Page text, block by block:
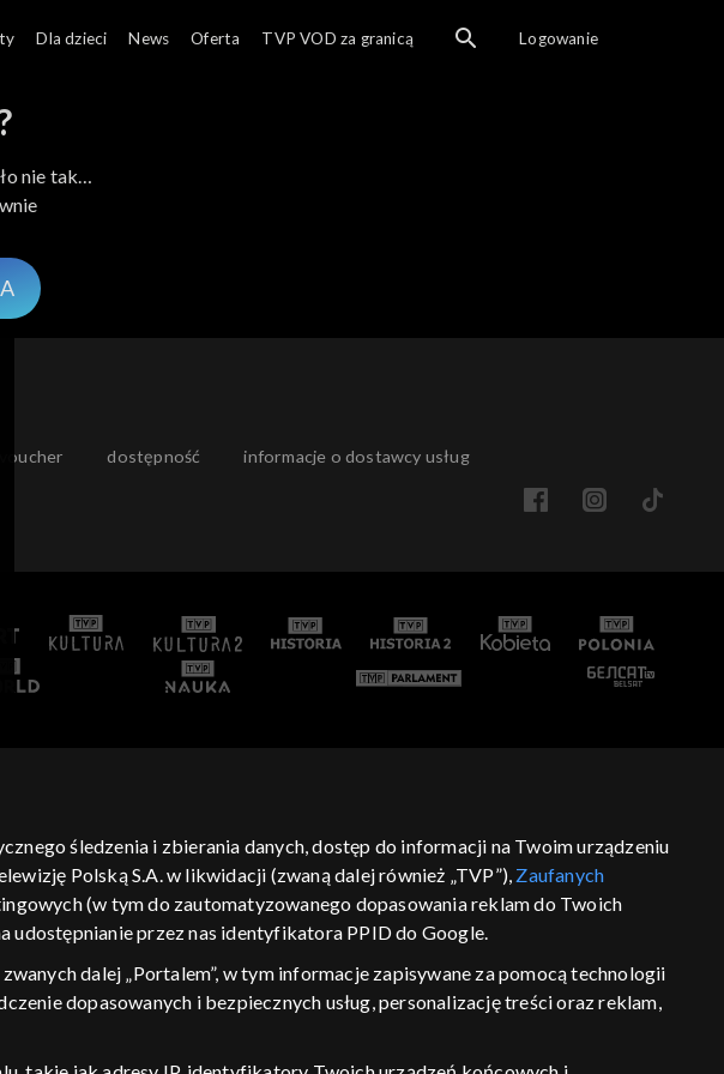
nie tak…
voucher dostępność informacje o dostawcy usług
Dla dzieci News Oferta TVP VOD za granicą Logowanie
śledzenia i zbierania danych, dostęp do informacji na Twoim urządzeniu
Polską S.A. w likwidacji (zwaną dalej również „TVP”), Zaufanych
(w tym do zautomatyzowanego dopasowania reklam do Twoich
udostępnianie przez nas identyfikatora PPID do Google.
zwanych dalej „Portalem”, w tym informacje zapisywane za pomocą technologii
dopasowanych i bezpiecznych usług, personalizację treści oraz reklam,